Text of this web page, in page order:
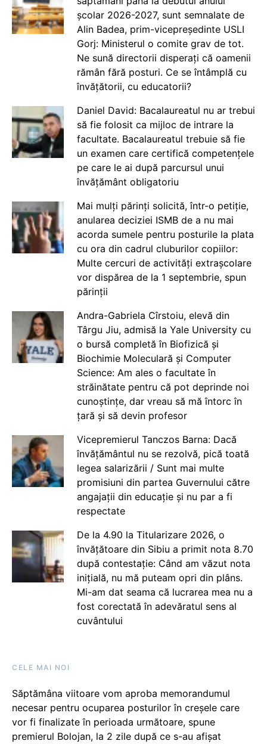
școlar 2026-2027, sunt semnalate de
Alin Badea, prim-vicepreședinte USLI
Gorj: Ministerul o comite grav de tot.
Ne sună directorii disperați că oamenii
rămân fără posturi. Ce se întâmplă cu
învățătorii, cu educatorii?
Daniel David: Bacalaureatul nu ar trebui
să fie folosit ca mijloc de intrare la
facultate. Bacalaureatul trebuie să fie
un examen care certifică competențele
pe care le ai după parcursul unui
învățământ obligatoriu
Mai mulți părinți solicită, într-o petiție,
anularea deciziei ISMB de a nu mai
acorda sumele pentru posturile la plata
cu ora din cadrul cluburilor copiilor:
Multe cercuri de activități extrașcolare
vor dispărea de la 1 septembrie, spun
părinții
Andra-Gabriela Cîrstoiu, elevă din
Târgu Jiu, admisă la Yale University cu
o bursă completă în Biofizică și
Biochimie Moleculară și Computer
Science: Am ales o facultate în
străinătate pentru că pot deprinde noi
cunoștințe, dar vreau să mă întorc în
țară și să devin profesor
Vicepremierul Tanczos Barna: Dacă
învățământul nu se rezolvă, pică toată
legea salarizării / Sunt mai multe
promisiuni din partea Guvernului către
angajații din educație și nu par a fi
respectate
De la 4.90 la Titularizare 2026, o
învățătoare din Sibiu a primit nota 8.70
după contestație: Când am văzut nota
inițială, nu mă puteam opri din plâns.
Mi-am dat seama că lucrarea mea nu a
fost corectată în adevăratul sens al
cuvântului
CELE MAI NOI
Săptămâna viitoare vom aproba memorandumul
necesar pentru ocuparea posturilor în creșele care
vor fi finalizate în perioada următoare, spune
premierul Bolojan, la 2 zile după ce s-au afișat